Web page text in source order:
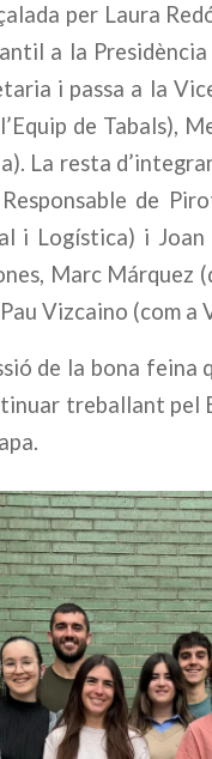
per Laura
a la
i passa a la
de Tabals),
La resta
de
i Logística) i
Marc Márquez
Vizcaino (com a
de la bona feina
treballant pel